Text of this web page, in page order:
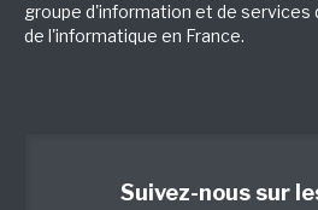
groupe d'information et de services
de l'informatique en France.
Suivez-nous sur